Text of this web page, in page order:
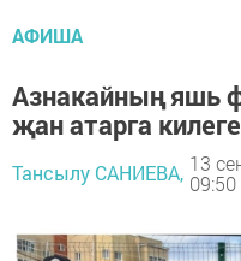
АФИША
Азнакайның яшь
җан атарга
Тансылу САНИЕВА, 13
09:50